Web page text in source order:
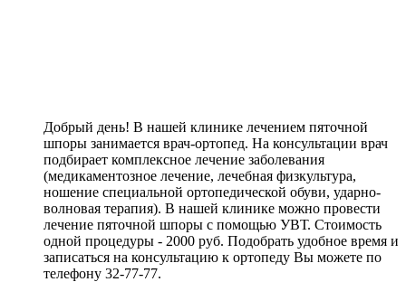
Добрый день! В нашей клинике лечением пяточной
шпоры занимается врач-ортопед. На консультации врач
подбирает комплексное лечение заболевания
(медикаментозное лечение, лечебная физкультура,
ношение специальной ортопедической обуви, ударно-
волновая терапия). В нашей клинике можно провести
лечение пяточной шпоры с помощью УВТ. Стоимость
одной процедуры - 2000 руб. Подобрать удобное время и
записаться на консультацию к ортопеду Вы можете по
телефону 32-77-77.